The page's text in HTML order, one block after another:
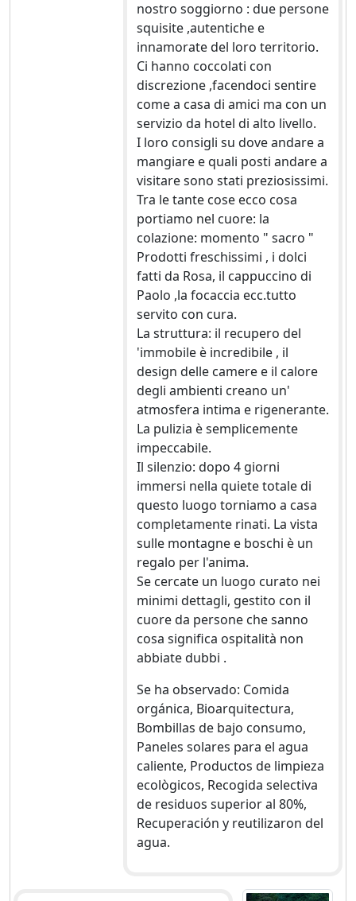
nostro soggiorno : due persone
squisite ,autentiche e
innamorate del loro territorio.
Ci hanno coccolati con
discrezione ,facendoci sentire
come a casa di amici ma con un
servizio da hotel di alto livello.
I loro consigli su dove andare a
mangiare e quali posti andare a
visitare sono stati preziosissimi.
Tra le tante cose ecco cosa
portiamo nel cuore: la
colazione: momento " sacro "
Prodotti freschissimi , i dolci
fatti da Rosa, il cappuccino di
Paolo ,la focaccia ecc.tutto
servito con cura.
La struttura: il recupero del
'immobile è incredibile , il
design delle camere e il calore
degli ambienti creano un'
atmosfera intima e rigenerante.
La pulizia è semplicemente
impeccabile.
Il silenzio: dopo 4 giorni
immersi nella quiete totale di
questo luogo torniamo a casa
completamente rinati. La vista
sulle montagne e boschi è un
regalo per l'anima.
Se cercate un luogo curato nei
minimi dettagli, gestito con il
cuore da persone che sanno
cosa significa ospitalità non
abbiate dubbi .
Se ha observado: Comida
orgánica, Bioarquitectura,
Bombillas de bajo consumo,
Paneles solares para el agua
caliente, Productos de limpieza
ecològicos, Recogida selectiva
de residuos superior al 80%,
Recuperación y reutilizaron del
agua.